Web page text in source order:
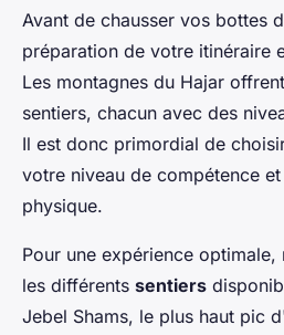
Avant de chausser vos bottes
préparation de votre itinéraire
Les montagnes du Hajar
sentiers, chacun avec des
Il est donc primordial de
votre niveau de compétence
physique.
Pour une expérience
les différents sentiers
Jebel Shams, le plus haut pic